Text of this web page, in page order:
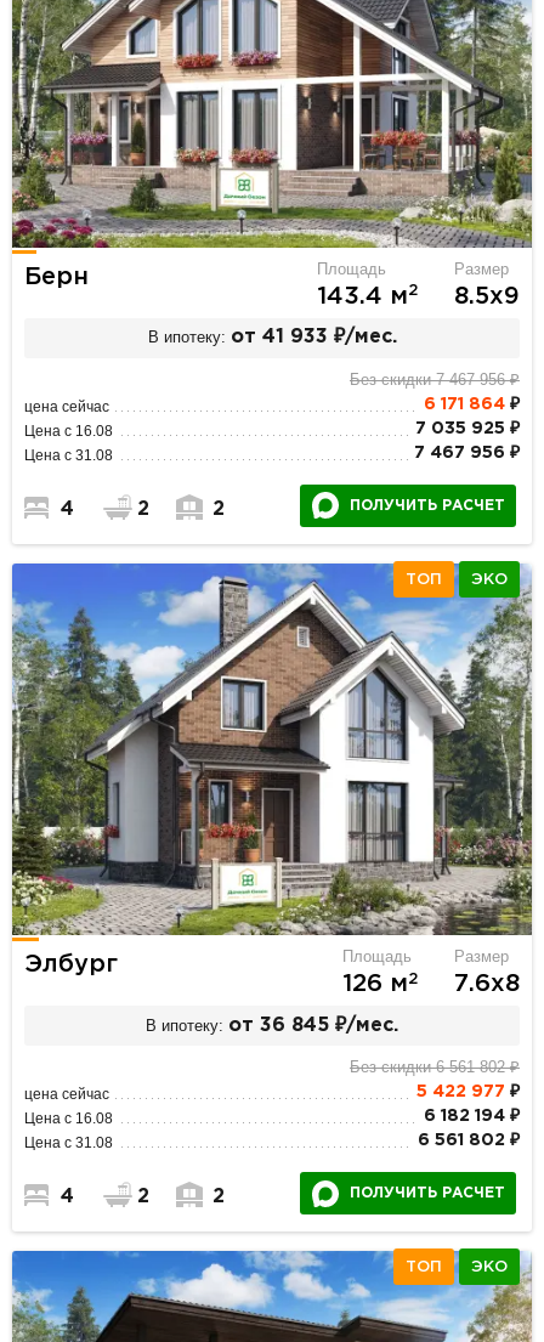
Берн Площадь
143.4 м2
Размер
8.5х9
В ипотеку: от 41 933 ₽/мес.
Без скидки 7 467 956 ₽
цена сейчас 6 171 864₽
Цена с 16.08 7 035 925 ₽
Цена с 31.08 7 467 956 ₽
4 2 2 ПОЛУЧИТЬ РАСЧЕТ
ТОП ЭКО
Элбург Площадь
126 м2
Размер
7.6х8
В ипотеку: от 36 845 ₽/мес.
Без скидки 6 561 802 ₽
цена сейчас 5 422 977 ₽
Цена с 16.08 6 182 194 ₽
Цена с 31.08 6 561 802 ₽
4 2 2 ПОЛУЧИТЬ РАСЧЕТ
ТОП ЭКО